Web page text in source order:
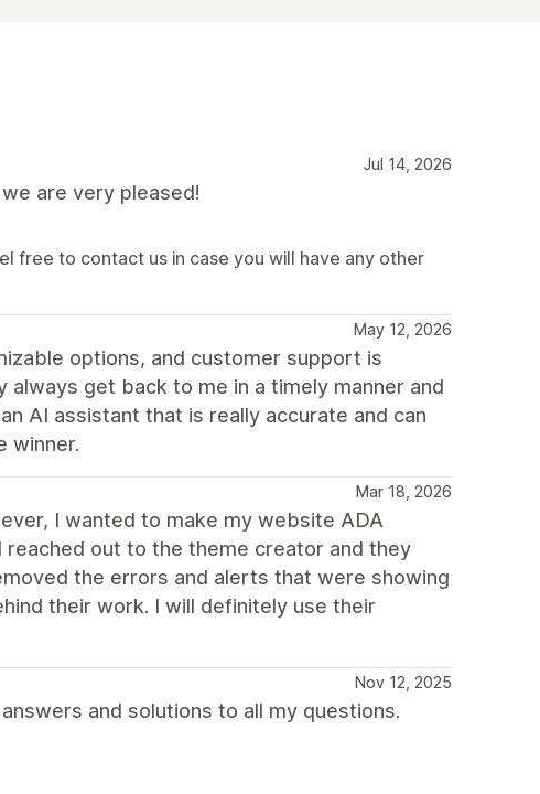
Jul 14, 2026
are very pleased!
free to contact us in case you will have any other
May 12, 2026
options, and customer support is
get back to me in a timely manner and
AI assistant that is really accurate and can
winner.
Mar 18, 2026
I wanted to make my website ADA
out to the theme creator and they
the errors and alerts that were showing
their work. I will definitely use their
Nov 12, 2025
and solutions to all my questions.